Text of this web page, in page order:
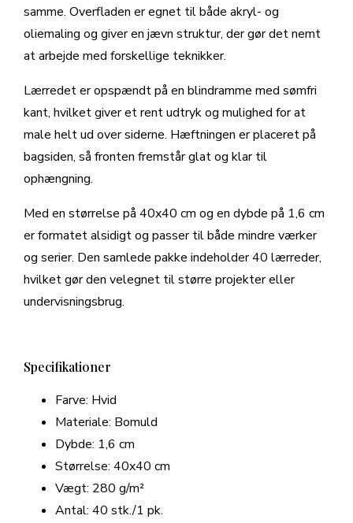
samme. Overfladen er egnet til både akryl- og
oliemaling og giver en jævn struktur, der gør det nemt
at arbejde med forskellige teknikker.
Lærredet er opspændt på en blindramme med sømfri
kant, hvilket giver et rent udtryk og mulighed for at
male helt ud over siderne. Hæftningen er placeret på
bagsiden, så fronten fremstår glat og klar til
ophængning.
Med en størrelse på 40x40 cm og en dybde på 1,6 cm
er formatet alsidigt og passer til både mindre værker
og serier. Den samlede pakke indeholder 40 lærreder,
hvilket gør den velegnet til større projekter eller
undervisningsbrug.
Specifikationer
Farve: Hvid
Materiale: Bomuld
Dybde: 1,6 cm
Størrelse: 40x40 cm
Vægt: 280 g/m²
Antal: 40 stk./1 pk.